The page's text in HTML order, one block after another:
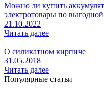
Можно ли купить
электротовары по
21.10.2022
Читать далее
О силикатном кирпиче
31.05.2018
Читать далее
Популярные статьи